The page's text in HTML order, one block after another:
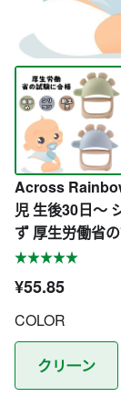
Across
児 生後30日～
ず 厚生労働省
¥55.85
COLOR
クリ一ン